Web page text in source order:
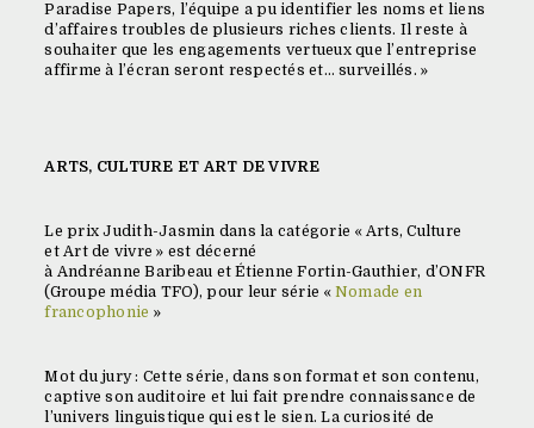
Paradise Papers, l’équipe a pu identifier les noms et liens
d’affaires troubles de plusieurs riches clients. Il reste à
souhaiter que les engagements vertueux que l’entreprise
affirme à l’écran seront respectés et… surveillés. »
ARTS, CULTURE ET ART DE VIVRE
Le prix Judith-Jasmin dans la catégorie « Arts, Culture
et Art de vivre » est décerné
à Andréanne Baribeau et Étienne Fortin-Gauthier, d’ONFR
(Groupe média TFO), pour leur série « Nomade en
francophonie »
Mot du jury : Cette série, dans son format et son contenu,
captive son auditoire et lui fait prendre connaissance de
l’univers linguistique qui est le sien. La curiosité de